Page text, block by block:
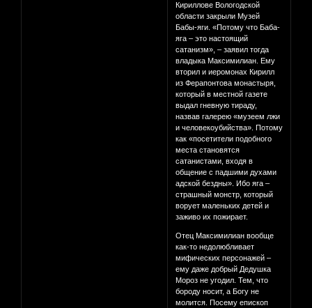
Кириллове Вологодской
области закрыли Музей
Бабы-яги. «Потому что Баба-
яга – это настоящий
сатанизм», – заявил тогда
владыка Максимилиан. Ему
вторил и иеромонах Кирилл
из Ферапонтова монастыря,
который в местной газете
выдал гневную тираду,
назвав галерею «музеем лжи
и человекоубийства». Потому
как «посетители подобного
места становятся
сатанистами, входя в
общение с падшими духами
адской бездны». Ибо яга –
страшный монстр, который
ворует маленьких детей и
заживо их пожирает.
Отец Максимилиан вообще
как-то недолюбливает
мифических персонажей –
ему даже добрый Дедушка
Мороз не угодил. Тем, что
бороду носит, а Богу не
молится. Посему епископ